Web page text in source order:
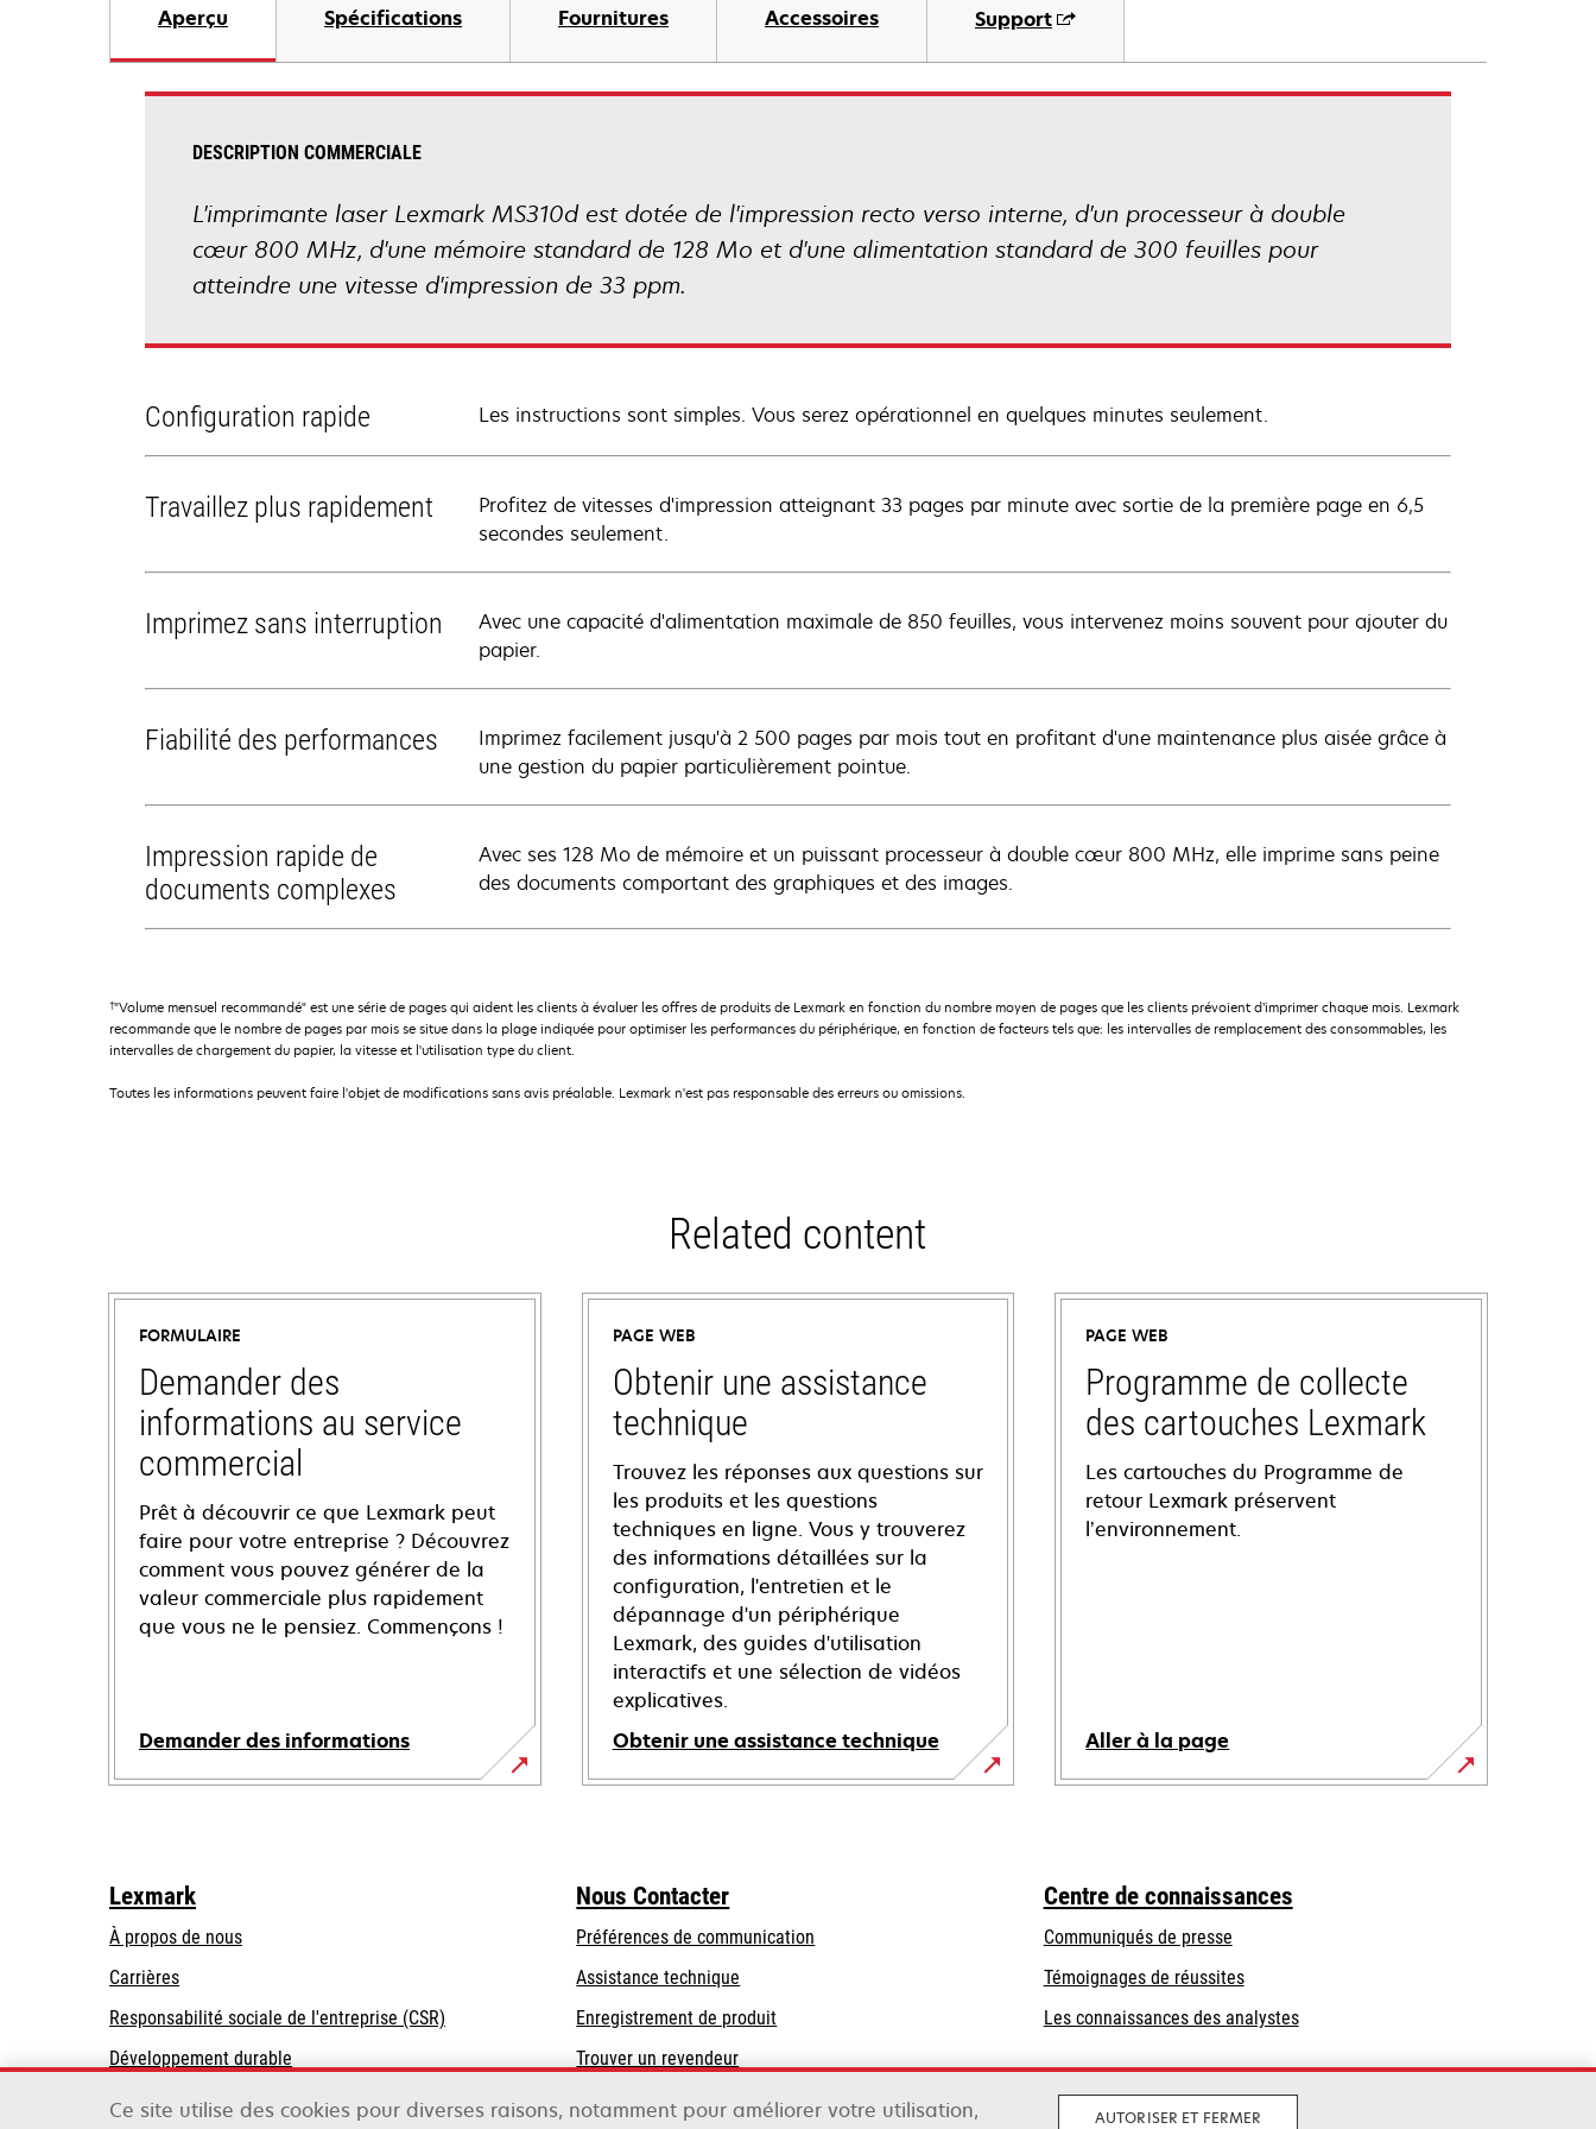
Aperçu Spécifications Fournitures Accessoires Support
DESCRIPTION COMMERCIALE
L'imprimante laser Lexmark MS310d est dotée de l'impression recto verso interne, d'un processeur à double
cœur 800 MHz, d'une mémoire standard de 128 Mo et d'une alimentation standard de 300 feuilles pour
atteindre une vitesse d'impression de 33 ppm.
Configuration rapide Les instructions sont simples. Vous serez opérationnel en quelques minutes seulement.
Travaillez plus rapidement
Profitez de vitesses d'impression atteignant 33 pages par minute avec sortie de la première page en 6,5
secondes seulement.
Imprimez sans interruption
Avec une capacité d'alimentation maximale de 850 feuilles, vous intervenez moins souvent pour ajouter du
papier.
Fiabilité des performances
Imprimez facilement jusqu'à 2 500 pages par mois tout en profitant d'une maintenance plus aisée grâce à
une gestion du papier particulièrement pointue.
Impression rapide de
documents complexes
Avec ses 128 Mo de mémoire et un puissant processeur à double cœur 800 MHz, elle imprime sans peine
des documents comportant des graphiques et des images.
†"Volume mensuel recommandé" est une série de pages qui aident les clients à évaluer les offres de produits de Lexmark en fonction du nombre moyen de pages que les clients prévoient d’imprimer chaque mois. Lexmark
recommande que le nombre de pages par mois se situe dans la plage indiquée pour optimiser les performances du périphérique, en fonction de facteurs tels que: les intervalles de remplacement des consommables, les
intervalles de chargement du papier, la vitesse et l'utilisation type du client.
Toutes les informations peuvent faire l'objet de modifications sans avis préalable. Lexmark n'est pas responsable des erreurs ou omissions.
Related content
FORMULAIRE
Demander des
informations au service
commercial
Prêt à découvrir ce que Lexmark peut
faire pour votre entreprise ? Découvrez
comment vous pouvez générer de la
valeur commerciale plus rapidement
que vous ne le pensiez. Commençons !
Demander des informations
PAGE WEB
Obtenir une assistance
technique
Trouvez les réponses aux questions sur
les produits et les questions
techniques en ligne. Vous y trouverez
des informations détaillées sur la
configuration, l'entretien et le
dépannage d'un périphérique
Lexmark, des guides d'utilisation
interactifs et une sélection de vidéos
explicatives.
Obtenir une assistance technique
s’ouvre
onglet
PAGE WEB
Programme de collecte
des cartouches Lexmark
Les cartouches du Programme de
retour Lexmark préservent
l’environnement.
Aller à la page
Lexmark
À propos de nous
Carrières
s’ouvre
dans
un
nouvel
Responsabilité sociale de l'entreprise (CSR)
un
nouvel
Développement durable
Partenaires Lexmark
Nous Contacter
Préférences de communication
s’ouvre
dans
un
nouvel
Assistance technique
dans
un
nouvel
Enregistrement de produit
Trouver un revendeur
Centre de connaissances
Communiqués de presse
Témoignages de réussites
Les connaissances des analystes
Ce site utilise des cookies pour diverses raisons, notamment pour améliorer votre utilisation,
AUTORISER ET FERMER